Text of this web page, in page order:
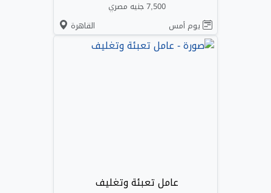
7,500 جنيه مصري
يوم أمس
القاهرة
عامل تعبئة وتغليف